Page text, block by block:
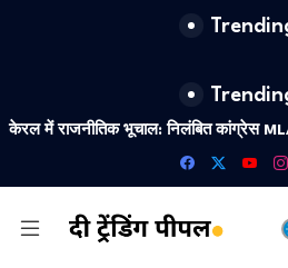
केरल में राजनीतिक भूचाल: निलंबित कांग्रेस
का नया यौन शोषण